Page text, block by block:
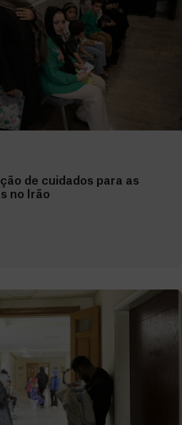
de cuidados para as
no Irão